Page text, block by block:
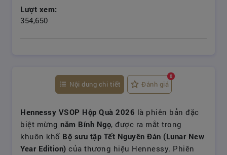
Lượt xem:
354,650
Nội dung chi tiết Đánh giá
0
Hennessy VSOP Hộp Quà 2026 là phiên bản đặc
biệt mừng năm Bính Ngọ, được ra mắt trong
khuôn khổ Bộ sưu tập Tết Nguyên Đán (Lunar New
Year Edition) của thương hiệu Hennessy. Phiên